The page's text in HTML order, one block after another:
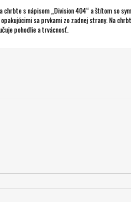
chrbte s nápisom „Division 404“ a štítom so
sa prvkami zo zadnej strany. Na
pohodlie a trvácnosť.